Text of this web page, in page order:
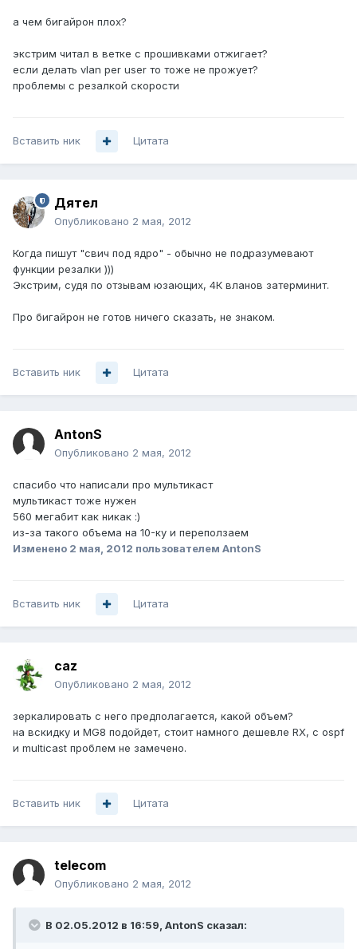
а чем бигайрон плох?
экстрим читал в ветке с прошивками отжигает?
если делать vlan per user то тоже не прожует?
проблемы с резалкой скорости
Вставить ник Цитата
Дятел
Опубликовано 2 мая, 2012
Когда пишут "свич под ядро" - обычно не подразумевают
функции резалки )))
Экстрим, судя по отзывам юзающих, 4К вланов затерминит.
Про бигайрон не готов ничего сказать, не знаком.
Вставить ник Цитата
AntonS
Опубликовано 2 мая, 2012
спасибо что написали про мультикаст
мультикаст тоже нужен
560 мегабит как никак :)
из-за такого объема на 10-ку и переползаем
Изменено 2 мая, 2012 пользователем AntonS
Вставить ник Цитата
caz
Опубликовано 2 мая, 2012
зеркалировать с него предполагается, какой объем?
на вскидку и MG8 подойдет, стоит намного дешевле RX, с ospf
и multicast проблем не замечено.
Вставить ник Цитата
telecom
Опубликовано 2 мая, 2012
В 02.05.2012 в 16:59, AntonS сказал: